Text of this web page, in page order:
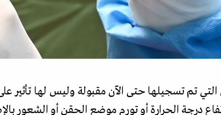
التي تم تسجيلها حتى الآن مقبولة وليس لها تأثير
درجة الحرارة أو تورم موضع الحقن أو الشعور